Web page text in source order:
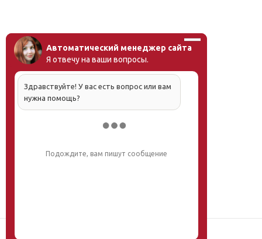
Автоматический менеджер сайта
Я отвечу на ваши вопросы.
Здравствуйте! У вас есть вопрос или вам
нужна помощь?
Напишите, что вас интересует, и мы вам